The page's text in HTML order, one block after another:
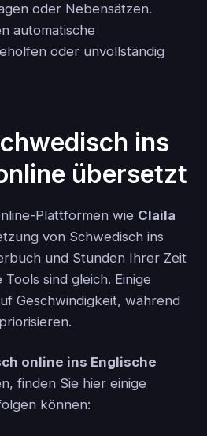
oder Nebensätzen.
automatische
oder unvollständig
ins
übersetzt
Plattformen wie Claila
von Schwedisch ins
und Stunden Ihrer Zeit
sind gleich. Einige
Geschwindigkeit, während
online ins Englische
finden Sie hier einige
können: